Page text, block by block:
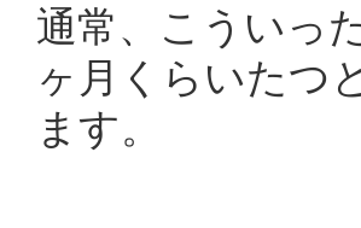
通常、こういっ
ヶ月くらいたつ
ます。